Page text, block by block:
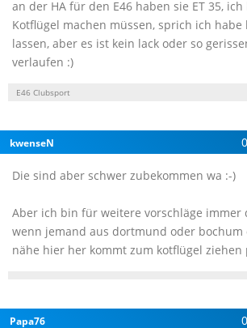
an der HA für den E46 haben sie ET 35,
Kotflügel machen müssen, sprich ich
lassen, aber es ist kein lack oder so
verlaufen :)
E46 Clubsport
kwenseN
Die sind aber schwer zubekommen wa :-)
Aber ich bin für weitere vorschläge immer
wenn jemand aus dortmund oder
nähe hier her kommt zum kotflügel ziehen
Papa76